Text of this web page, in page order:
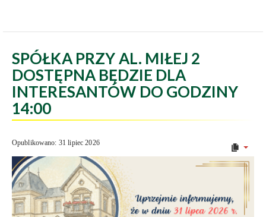
SPÓŁKA PRZY AL. MIŁEJ 2
DOSTĘPNA BĘDZIE DLA
INTERESANTÓW DO GODZINY
14:00
Opublikowano: 31 lipiec 2026